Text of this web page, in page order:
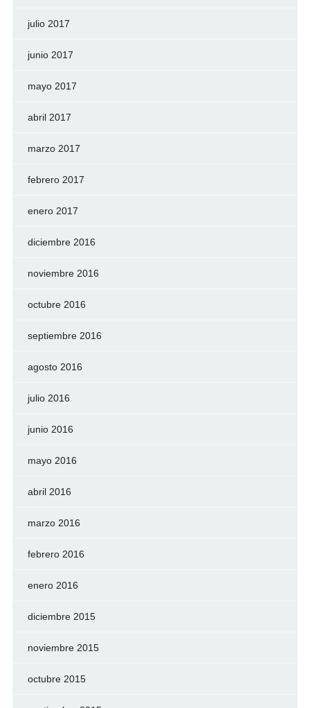
julio 2017
junio 2017
mayo 2017
abril 2017
marzo 2017
febrero 2017
enero 2017
diciembre 2016
noviembre 2016
octubre 2016
septiembre 2016
agosto 2016
julio 2016
junio 2016
mayo 2016
abril 2016
marzo 2016
febrero 2016
enero 2016
diciembre 2015
noviembre 2015
octubre 2015